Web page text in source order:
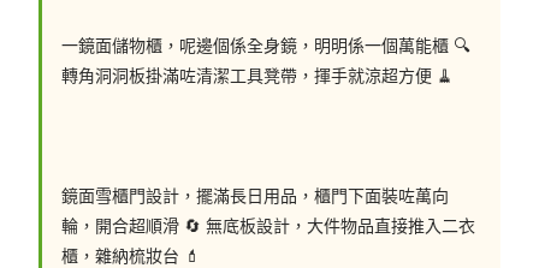
一鏡面儲物櫃，呢邊個係全身鏡，明明係一個萬能櫃 🔍
轉角洞洞板掛滿咗清潔工具凳帶，揮手就涼超方便 🧹
鏡面雪櫃門設計，擺滿長日用品，櫃門下面裝咗萬向
輪，開合超順滑 🔄 無底板設計，大件物品直接推入二衣
櫃，雜納梳妝台 💄